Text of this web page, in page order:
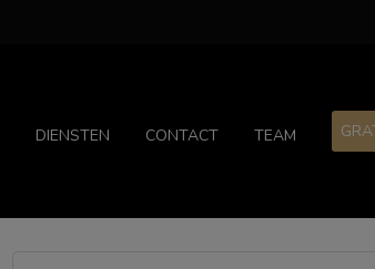
DIENSTEN CONTACT TEAM